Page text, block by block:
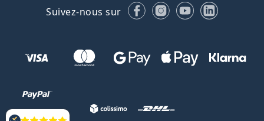
Suivez-nous sur FacebookInstagram
YouTubeLinkedIn